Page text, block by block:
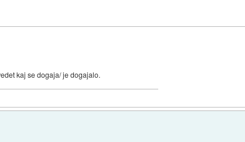
kaj se dogaja/ je dogajalo.